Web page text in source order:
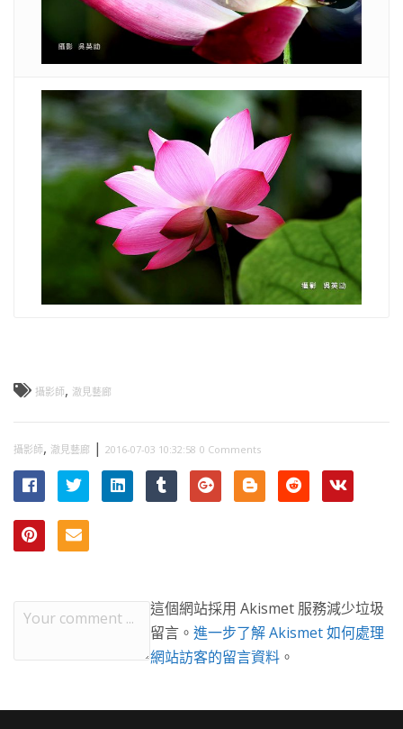
攝影師, 澈見藝廊
攝影師, 澈見藝廊 | 2016-07-03 10:32:58 0 Comments
這個網站採用 Akismet 服務減少垃圾
留言。 進一步了解 Akismet 如何處理
網站訪客的留言資料 。